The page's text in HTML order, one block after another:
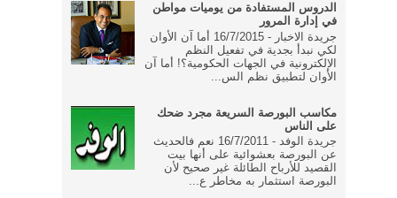
الدروس المستفادة من يوميات مواطن
في إدارة المرور
جريدة الاخبار - 16/7/2015 أما آن الأوان
لكي نبدأ بجدية في تفعيل النظم
الإلكترونية في الجهات الحكومية؟! أما آن
الأوان لتطبيق نظم الس...
مكاسب البورصة السريعة مجرد ضحك
على الناس
جريدة الوفد - 16/7/2011 نعم فالحديث
عن البورصة بعشوائية على أنها بيت
القصيد للأرباح الطائلة غير صحيح لأن
البورصة استثمار به مخاطر ع...